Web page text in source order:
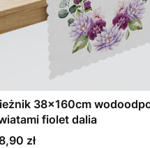
wodoodporny z
fiolet dalia
zł